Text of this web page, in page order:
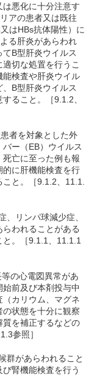
悪化に十分注意す
アの患者又は既往
はHBs抗体陽性）に
る肝炎があらわれ
B型肝炎ウイルス
切な処置を行うこ
能検査や肝炎ウイル
B型肝炎ウイルス
ること。［9.1.2、
者を対象とした外
ー（EB）ウイルス
亡に至った例も報
に肝機能検査を行
と。［9.1.2、11.1.
リンパ球減少症、
われることがある
。［9.1.1、11.1.1
の心電図異常があ
前及び本剤投与中
カリウム、マグネ
状態を十分に観察
を補正するなどの
参照］
群があらわれること
腎機能検査を行う